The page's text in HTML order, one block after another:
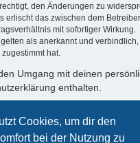
Cookies, um dir den
bei der Nutzung zu
den Änderungen zu
erlischt das zwischen dem
mit sofortiger Wirkung.
als anerkannt und
hat.
Umgang mit deinen
enthalten.